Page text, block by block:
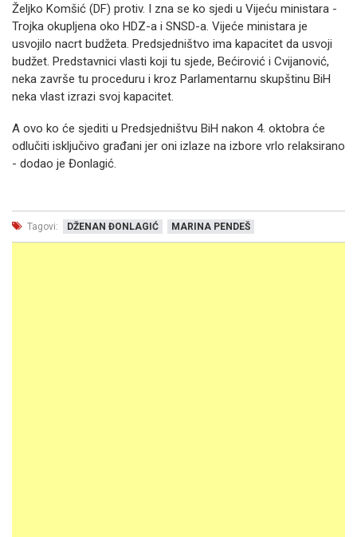
Željko Komšić (DF) protiv. I zna se ko sjedi u Vijeću ministara -
Trojka okupljena oko HDZ-a i SNSD-a. Vijeće ministara je
usvojilo nacrt budžeta. Predsjedništvo ima kapacitet da usvoji
budžet. Predstavnici vlasti koji tu sjede, Bećirović i Cvijanović,
neka završe tu proceduru i kroz Parlamentarnu skupštinu BiH
neka vlast izrazi svoj kapacitet.
A ovo ko će sjediti u Predsjedništvu BiH nakon 4. oktobra će
odlučiti isključivo građani jer oni izlaze na izbore vrlo relaksirano
- dodao je Đonlagić.
Tagovi: DŽENAN ĐONLAGIĆ MARINA PENDEŠ